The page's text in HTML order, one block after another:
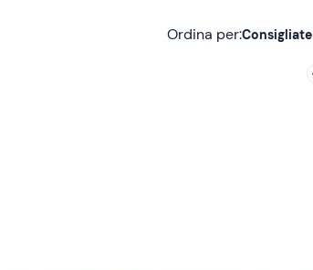
Ordina per:Consigliate